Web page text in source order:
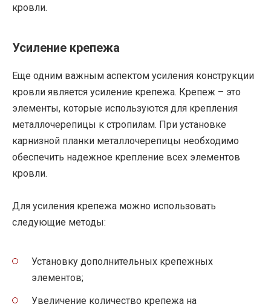
кровли.
Усиление крепежа
Еще одним важным аспектом усиления конструкции
кровли является усиление крепежа. Крепеж – это
элементы, которые используются для крепления
металлочерепицы к стропилам. При установке
карнизной планки металлочерепицы необходимо
обеспечить надежное крепление всех элементов
кровли.
Для усиления крепежа можно использовать
следующие методы:
Установку дополнительных крепежных
элементов;
Увеличение количество крепежа на